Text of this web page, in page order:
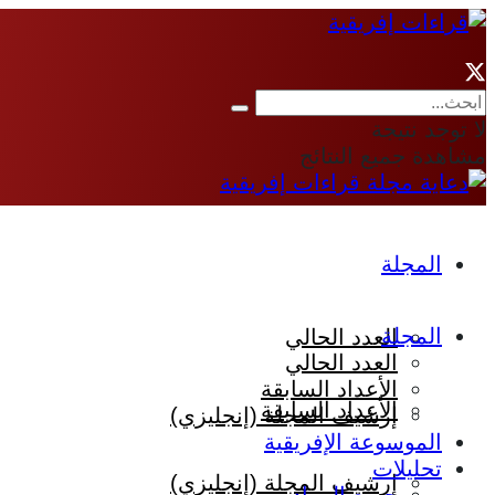
لا توجد نتيجة
مشاهدة جميع النتائج
المجلة
العدد الحالي
الأعداد السابقة
إرشيف المجلة (إنجليزي)
المجلة
العدد الحالي
الأعداد السابقة
إرشيف المجلة (إنجليزي)
الموسوعة الإفريقية
تحليلات